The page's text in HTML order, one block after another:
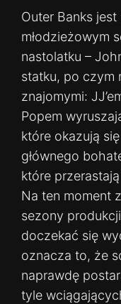
Outer Banks
młodzieżowym
nastolatku –
statku, po czym
znajomymi:
Popem
które okazują
głównego
które
Na ten moment
sezony
doczekać się
oznacza to, że
naprawdę
tyle